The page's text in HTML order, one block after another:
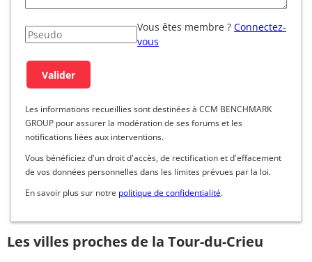
Vous êtes membre ? Connectez-
vous
Les informations recueillies sont destinées à CCM BENCHMARK
GROUP pour assurer la modération de ses forums et les
notifications liées aux interventions.
Vous bénéficiez d'un droit d'accès, de rectification et d'effacement
de vos données personnelles dans les limites prévues par la loi.
En savoir plus sur notre politique de confidentialité.
Les villes proches de la Tour-du-Crieu